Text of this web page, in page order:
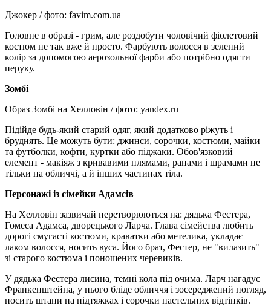
Джокер / фото: favim.com.ua
Головне в образі - грим, але роздобути чоловічий фіолетовий
костюм не так вже й просто. Фарбують волосся в зелений
колір за допомогою аерозольної фарби або потрібно одягти
перуку.
Зомбі
Образ Зомбі на Хелловін / фото: yandex.ru
Підійде будь-який старий одяг, який додатково ріжуть і
бруднять. Це можуть бути: джинси, сорочки, костюми, майки
та футболки, кофти, куртки або піджаки. Обов'язковий
елемент - макіяж з кривавими плямами, ранами і шрамами не
тільки на обличчі, а й інших частинах тіла.
Персонажі із сімейки Адамсів
На Хелловін зазвичай перетворюються на: дядька Фестера,
Гомеса Адамса, дворецького Ларча. Глава сімейства любить
дорогі смугасті костюми, краватки або метелика, укладає
лаком волосся, носить вуса. Його брат, Фестер, не "вилазить"
зі старого костюма і поношених черевиків.
У дядька Фестера лисина, темні кола під очима. Ларч нагадує
Франкенштейна, у нього бліде обличчя і зосереджений погляд,
носить штани на підтяжках і сорочки пастельних відтінків.